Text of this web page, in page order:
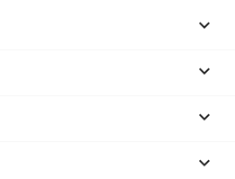



keyboard_arrow_down